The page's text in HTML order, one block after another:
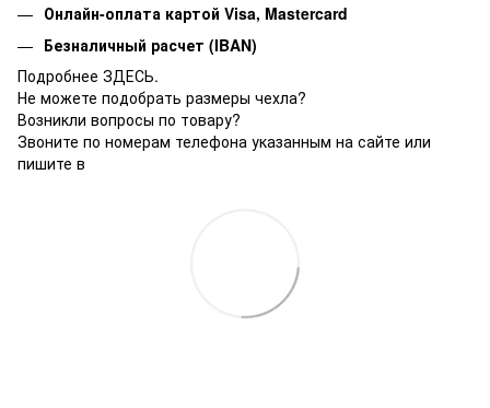
Онлайн-оплата картой Visa, Mastercard
Безналичный расчет (IBAN)
Подробнее ЗДЕСЬ.
Не можете подобрать размеры чехла?
Возникли вопросы по товару?
Звоните по номерам телефона указанным на сайте или
пишите в